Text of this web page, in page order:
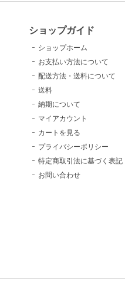
ショップガイド
ショップホーム
お支払い方法について
配送方法・送料について
送料
納期について
マイアカウント
カートを見る
プライバシーポリシー
特定商取引法に基づく表記
お問い合わせ